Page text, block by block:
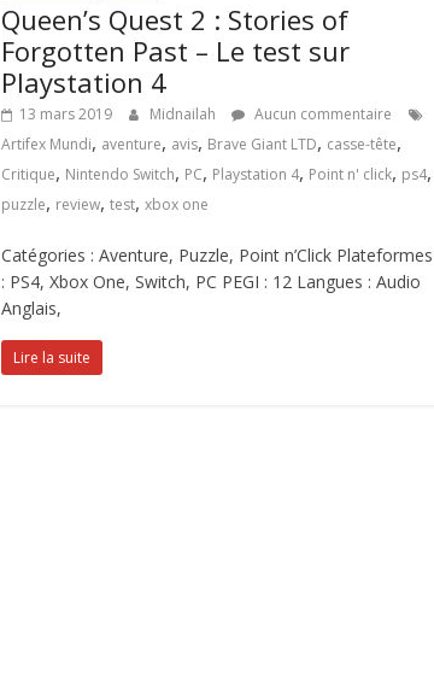
Queen’s Quest 2 : Stories of
Forgotten Past – Le test sur
Playstation 4
13 mars 2019 Midnailah
Aucun commentaire
Artifex Mundi, aventure, avis, Brave Giant LTD, casse-tête,
Critique, Nintendo Switch, PC, Playstation 4, Point n' click, ps4,
puzzle, review,test,xbox one
Catégories : Aventure, Puzzle, Point n’Click Plateformes
: PS4, Xbox One, Switch, PC PEGI : 12 Langues : Audio
Anglais,
Lire la suite